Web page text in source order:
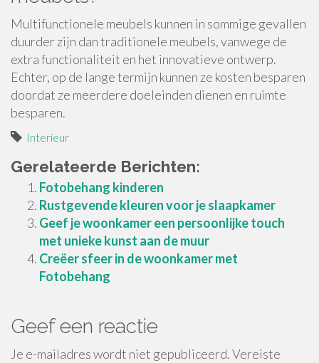
Multifunctionele meubels kunnen in sommige gevallen
duurder zijn dan traditionele meubels, vanwege de
extra functionaliteit en het innovatieve ontwerp.
Echter, op de lange termijn kunnen ze kosten besparen
doordat ze meerdere doeleinden dienen en ruimte
besparen.
Interieur
Gerelateerde Berichten:
Fotobehang kinderen
Rustgevende kleuren voor je slaapkamer
Geef je woonkamer een persoonlijke touch
met unieke kunst aan de muur
Creëer sfeer in de woonkamer met
Fotobehang
Geef een reactie
Je e-mailadres wordt niet gepubliceerd.Vereiste